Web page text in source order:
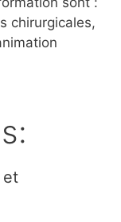
chirurgicales,
et